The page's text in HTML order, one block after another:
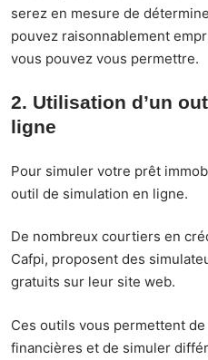
serez en mesure de
pouvez raisonnablement
vous pouvez vous permettre.
2. Utilisation d’un
ligne
Pour simuler votre prêt
outil de simulation en ligne.
De nombreux courtiers en
Cafpi, proposent des
gratuits sur leur site web.
Ces outils vous permettent
financières et de simuler